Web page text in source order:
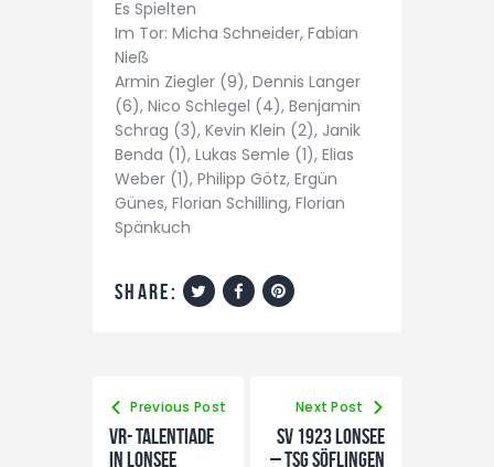
Es Spielten
Im Tor: Micha Schneider, Fabian
Nieß
Armin Ziegler (9), Dennis Langer
(6), Nico Schlegel (4), Benjamin
Schrag (3), Kevin Klein (2), Janik
Benda (1), Lukas Semle (1), Elias
Weber (1), Philipp Götz, Ergün
Günes, Florian Schilling, Florian
Spänkuch
share:
Previous Post
VR- Talentiade
in Lonsee
Next Post
SV 1923 Lonsee
– TSG Söflingen